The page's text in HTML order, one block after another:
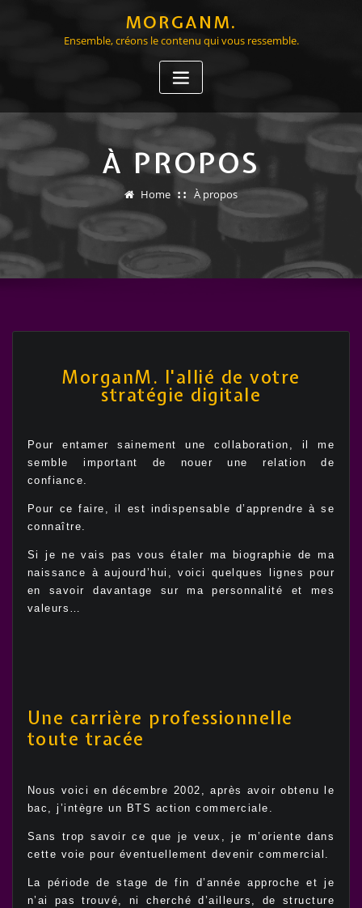
MORGANM.
Ensemble, créons le contenu qui vous ressemble.
À PROPOS
Home À propos
MorganM. l'allié de votre
stratégie digitale
Pour entamer sainement une collaboration, il me
semble important de nouer une relation de
confiance.
Pour ce faire, il est indispensable d’apprendre à se
connaître.
Si je ne vais pas vous étaler ma biographie de ma
naissance à aujourd’hui, voici quelques lignes pour
en savoir davantage sur ma personnalité et mes
valeurs…
Une carrière professionnelle
toute tracée
Nous voici en décembre 2002, après avoir obtenu le
bac, j’intègre un BTS action commerciale.
Sans trop savoir ce que je veux, je m’oriente dans
cette voie pour éventuellement devenir commercial.
La période de stage de fin d’année approche et je
n’ai pas trouvé, ni cherché d’ailleurs, de structure